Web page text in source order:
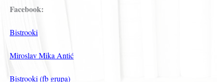
Facebook:
Bistrooki
Miroslav Mika Antić
Bistrooki (fb grupa)